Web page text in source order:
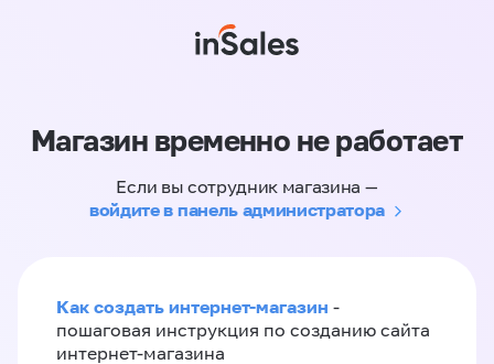
Магазин временно не работает
Если вы сотрудник магазина —
войдите в панель администратора
Как создать интернет-магазин -
пошаговая инструкция по созданию сайта
интернет-магазина